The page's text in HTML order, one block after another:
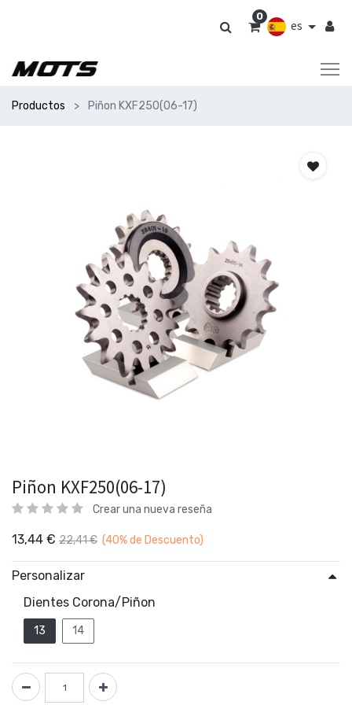
es
0
Productos Piñon KXF250(06-17)
Piñon KXF250(06-17)
Crear una nueva reseña
13,44 € 22,41€ (40%de Descuento)
Personalizar
Dientes Corona/Piñon
13 14